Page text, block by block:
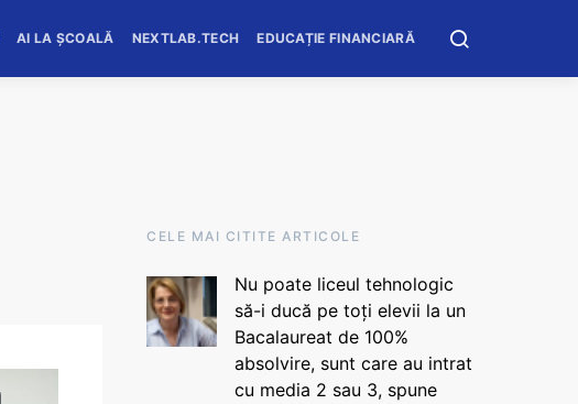
AI LA ȘCOALĂ NEXTLAB.TECH EDUCAȚIE FINANCIARĂ
CELE MAI CITITE ARTICOLE
Nu poate liceul tehnologic
să-i ducă pe toți elevii la un
Bacalaureat de 100%
absolvire, sunt care au intrat
cu media 2 sau 3, spune